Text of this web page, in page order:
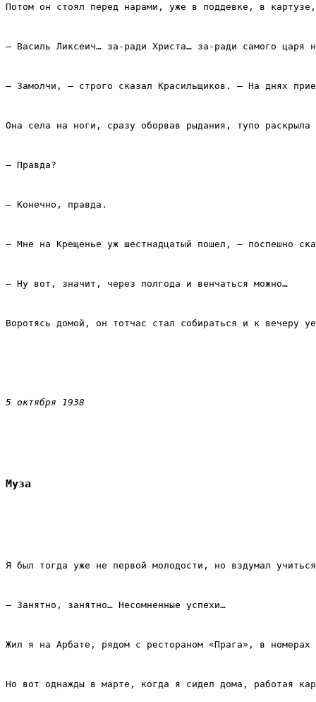
Потом он стоял перед нарами, уже в поддевке, в
– Василь Ликсеич… за‑ради Христа… за‑ради самого
– Замолчи, – строго сказал Красильщиков. – На днях
Она села на ноги, сразу оборвав рыдания, тупо раскрыла
– Правда?
– Конечно, правда.
– Мне на Крещенье уж шестнадцатый пошел, – поспешно
– Ну вот, значит, через полгода и венчаться можно…
Воротясь домой, он тотчас стал собираться и к вечеру
5 октября 1938
Муза
Я был тогда уже не первой молодости, но вздумал
– Занятно, занятно… Несомненные успехи…
Жил я на Арбате, рядом с рестораном «Прага», в номерах
Но вот однажды в марте, когда я сидел дома, работая